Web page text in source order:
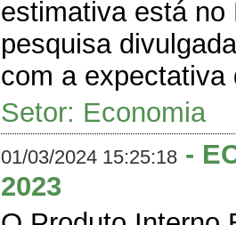
estimativa está
pesquisa
com a
Setor: Economia
01/03/2024 15:25:18 -
2023